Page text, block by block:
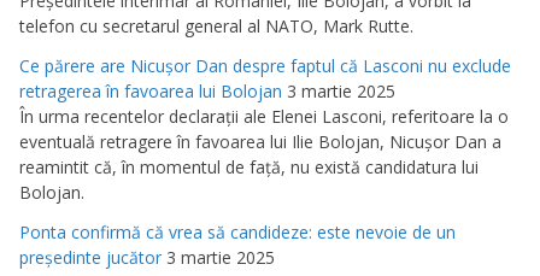
telefon cu secretarul general al NATO, Mark Rutte.
Ce părere are Nicuşor Dan despre faptul că Lasconi nu exclude
retragerea în favoarea lui Bolojan 3 martie 2025
În urma recentelor declaraţii ale Elenei Lasconi, referitoare la o
eventuală retragere în favoarea lui Ilie Bolojan, Nicuşor Dan a
reamintit că, în momentul de faţă, nu există candidatura lui
Bolojan.
Ponta confirmă că vrea să candideze: este nevoie de un
preşedinte jucător 3 martie 2025